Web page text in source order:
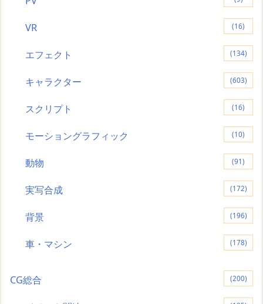
VR (16)
エフェクト (134)
キャラクター (603)
スクリプト (16)
モーショングラフィック (10)
動物 (91)
実写合成 (172)
背景 (196)
車・マシン (178)
CG総合 (200)